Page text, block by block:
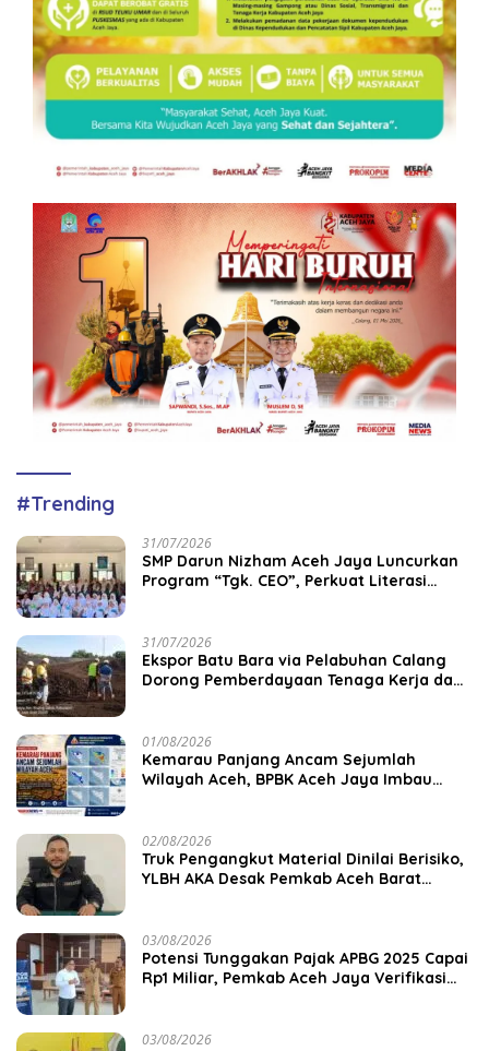
#Trending
31/07/2026
SMP Darun Nizham Aceh Jaya Luncurkan
Program “Tgk. CEO”, Perkuat Literasi
31/07/2026
‎Ekspor Batu Bara via Pelabuhan Calang
Dorong Pemberdayaan Tenaga Kerja dan
01/08/2026
Kemarau Panjang Ancam Sejumlah
Wilayah Aceh, BPBK Aceh Jaya Imbau
02/08/2026
Truk Pengangkut Material Dinilai Berisiko,
YLBH AKA Desak Pemkab Aceh Barat
03/08/2026
Potensi Tunggakan Pajak APBG 2025 Capai
Rp1 Miliar, Pemkab Aceh Jaya Verifikasi
03/08/2026